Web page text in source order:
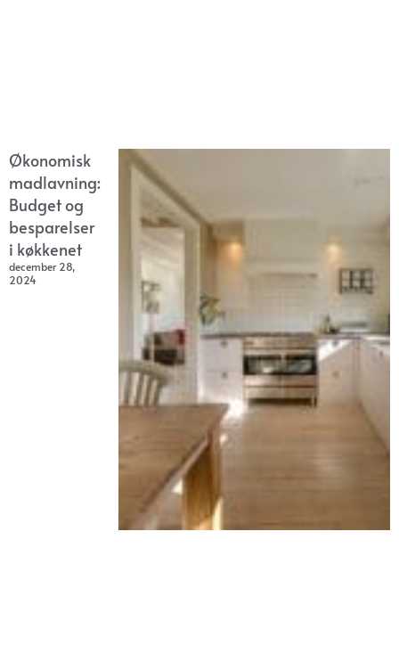
Økonomisk
madlavning:
Budget og
besparelser
i køkkenet
december 28,
2024